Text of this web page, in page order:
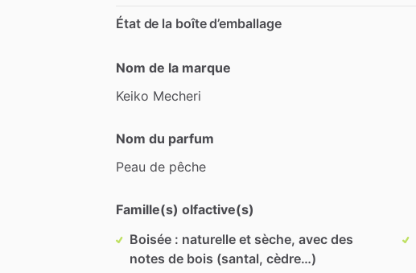
État de la boîte d’emballage
Nom de la marque
Keiko Mecheri
Nom du parfum
Peau de pêche
Famille(s) olfactive(s)
Boisée : naturelle et sèche, avec des
notes de bois (santal, cèdre…)